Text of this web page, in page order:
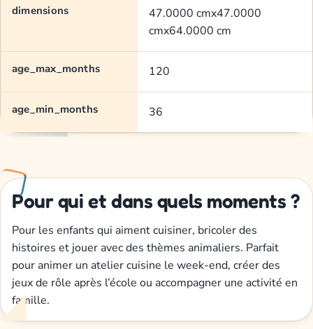
dimensions
47.0000 cmx47.0000
cmx64.0000 cm
age_max_months 120
age_min_months 36
Pour qui et dans quels moments ?
Pour les enfants qui aiment cuisiner, bricoler des
histoires et jouer avec des thèmes animaliers. Parfait
pour animer un atelier cuisine le week-end, créer des
jeux de rôle après l’école ou accompagner une activité en
famille.